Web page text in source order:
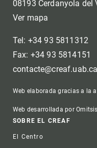
08193 Cerdanyola del
Ver mapa
Tel: +34 93 5811312
Fax: +34 93 5814151
Web elaborada gracias a la
Web desarrollada por
Footer
SOBRE EL CREAF
El Centro